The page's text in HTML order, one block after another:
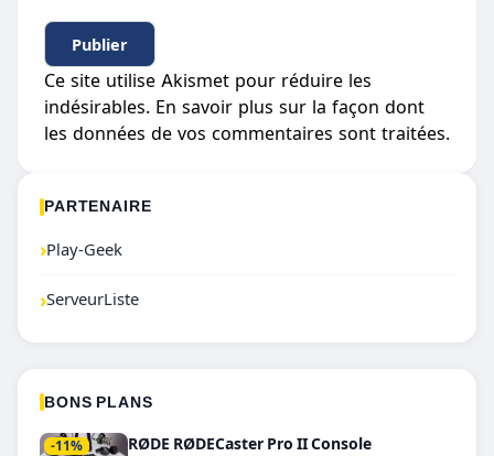
Ce site utilise Akismet pour réduire les
indésirables. En savoir plus sur la façon dont
les données de vos commentaires sont traitées.
PARTENAIRE
›Play-Geek
›ServeurListe
BONS PLANS
-11%
RØDE RØDECaster Pro II Console